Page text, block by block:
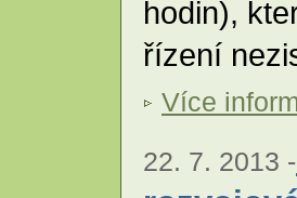
hodin),
řízení
Více
22. 7. 2013 -